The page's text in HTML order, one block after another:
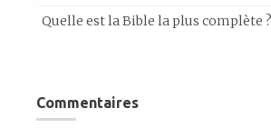
Quelle est la Bible la plus complète ?
Commentaires